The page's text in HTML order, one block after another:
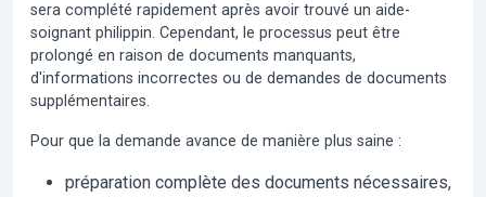
sera complété rapidement après avoir trouvé un aide-
soignant philippin. Cependant, le processus peut être
prolongé en raison de documents manquants,
d'informations incorrectes ou de demandes de documents
supplémentaires.
Pour que la demande avance de manière plus saine :
préparation complète des documents nécessaires,